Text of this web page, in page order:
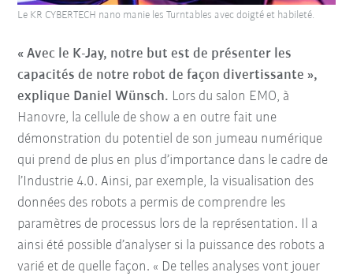
« Avec le K-Jay, notre but est de présenter les
capacités de notre robot de façon divertissante »,
explique Daniel Wünsch. Lors du salon EMO, à
Hanovre, la cellule de show a en outre fait une
démonstration du potentiel de son jumeau numérique
qui prend de plus en plus d’importance dans le cadre de
l’Industrie 4.0. Ainsi, par exemple, la visualisation des
données des robots a permis de comprendre les
paramètres de processus lors de la représentation. Il a
ainsi été possible d’analyser si la puissance des robots a
varié et de quelle façon. « De telles analyses vont jouer
Le KR CYBERTECH nano manie les Turntables avec doigté et habileté.